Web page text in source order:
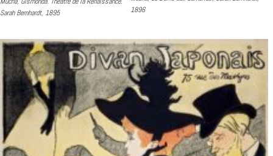
Sarah Bernhardt, 1895
1896